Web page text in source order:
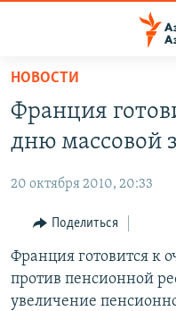
Вернуться
основному
содержанию
навигации
Вернутся
поиску
КАЗАХСТАН
УЗБЕКИСТАН
ТАДЖИКИСТАН
НОВОСТИ
НА ДРУГИХ ЯЗЫКАХ
ҚАЗАҚША
КЫРГЫЗЧА
НОВОСТИ
Франция
дню массовой
20 октября 2010, 20:33
Поделиться
Франция готовится к
против пенсионной
увеличение